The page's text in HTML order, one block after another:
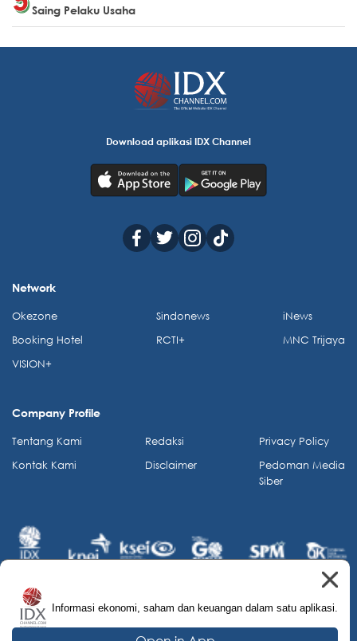
Saing Pelaku Usaha
Informasi ekonomi, saham dan keuangan dalam satu aplikasi.
Download aplikasi IDX Channel
Network
Okezone
Booking Hotel
VISION+
Sindonews
RCTI+
iNews
MNC Trijaya
Company Profile
Tentang Kami
Kontak Kami
Redaksi
Disclaimer
Privacy Policy
Pedoman Media
Siber
© 2026 IDX Channel. All Rights Reserved.